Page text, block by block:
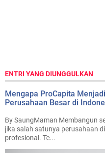
ENTRI YANG DIUNGGULKAN
Mengapa ProCapita
Perusahaan Besar di
By SaungMaman Membangun
jika salah satunya perusahaan
profesional. Te...